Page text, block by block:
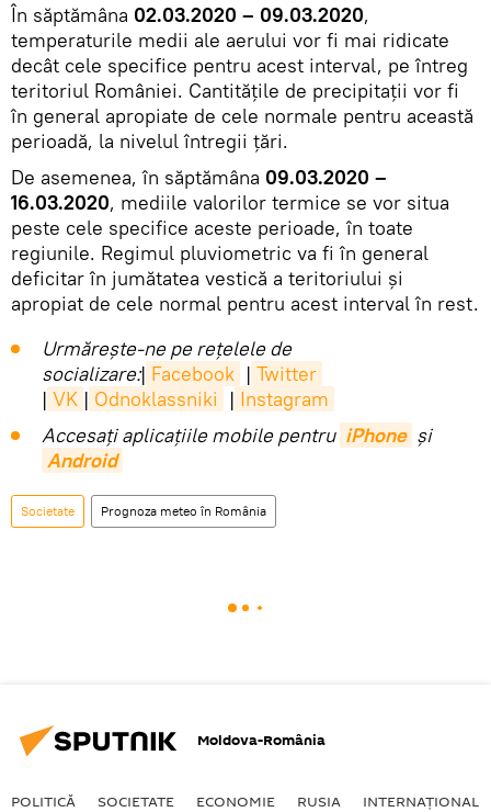
În săptămâna 02.03.2020 – 09.03.2020,
temperaturile medii ale aerului vor fi mai ridicate
decât cele specifice pentru acest interval, pe întreg
teritoriul României. Cantitățile de precipitații vor fi
în general apropiate de cele normale pentru această
perioadă, la nivelul întregii țări.
De asemenea, în săptămâna 09.03.2020 –
16.03.2020, mediile valorilor termice se vor situa
peste cele specifice aceste perioade, în toate
regiunile. Regimul pluviometric va fi în general
deficitar în jumătatea vestică a teritoriului și
apropiat de cele normal pentru acest interval în rest.
Urmărește-ne pe rețelele de
socializare:| Facebook | Twitter
| VK | Odnoklassniki | Instagram
Accesaţi aplicaţiile mobile pentru iPhone și
Android
Societate Prognoza meteo în România
Moldova-România
POLITICĂ SOCIETATE ECONOMIE RUSIA INTERNAŢIONAL